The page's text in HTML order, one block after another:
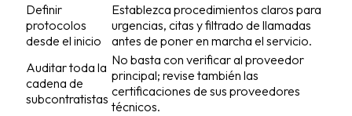
Definir
protocolos
desde el inicio
Establezca procedimientos claros para
urgencias, citas y filtrado de llamadas
antes de poner en marcha el servicio.
Auditar toda la
cadena de
subcontratistas
No basta con verificar al proveedor
principal; revise también las
certificaciones de sus proveedores
técnicos.